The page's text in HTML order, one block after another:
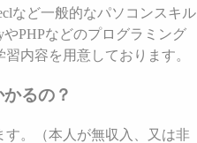
など一般的なパソコンスキル
PHPなどのプログラミング
内容を用意しております。
るの？
す。（本人が無収入、又は非